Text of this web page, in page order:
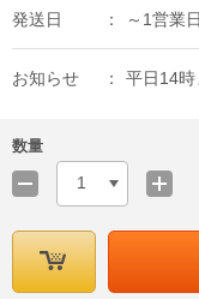
発送日 ～1営業日
お知らせ 平日14時
数量
1